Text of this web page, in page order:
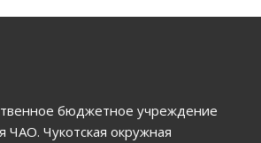
бюджетное учреждение
ЧАО. Чукотская окружная